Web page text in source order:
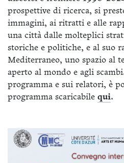
prospettive di ricerca, si
immagini, ai ritratti e alle
una città dalle molteplici
storiche e politiche, e al suo
Mediterraneo, uno spazio al
aperto al mondo e agli
programma e sui relatori, è
programma scaricabile qui.